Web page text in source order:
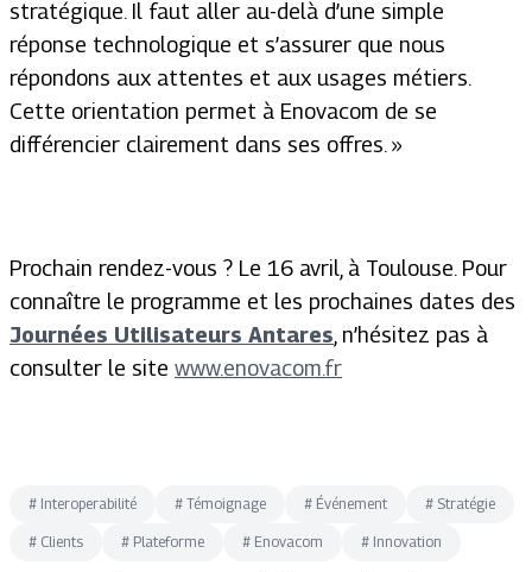
stratégique. Il faut aller au-delà d’une simple
réponse technologique et s’assurer que nous
répondons aux attentes et aux usages métiers.
Cette orientation permet à Enovacom de se
différencier clairement dans ses offres. »
Prochain rendez-vous ? Le 16 avril, à Toulouse. Pour
connaître le programme et les prochaines dates des
Journées Utilisateurs Antares , n’hésitez pas à
consulter le site www.enovacom.fr
# Interoperabilité # Témoignage # Événement # Stratégie
# Clients # Plateforme # Enovacom # Innovation